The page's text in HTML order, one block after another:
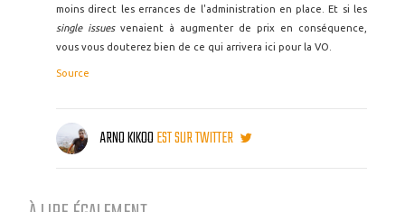
moins direct les errances de l'administration en place. Et si les
single issues venaient à augmenter de prix en conséquence,
vous vous douterez bien de ce qui arrivera ici pour la VO.
Source
ARNO KIKOOEST SUR TWITTER